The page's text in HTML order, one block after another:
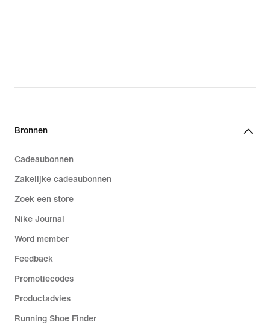
Bronnen
Cadeaubonnen
Zakelijke cadeaubonnen
Zoek een store
Nike Journal
Word member
Feedback
Promotiecodes
Productadvies
Running Shoe Finder